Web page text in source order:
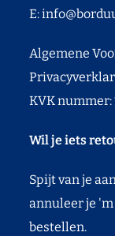
E:
Algemene
KVK nummer:
Wil je iets
Spijt van je
annuleer je
bestellen.